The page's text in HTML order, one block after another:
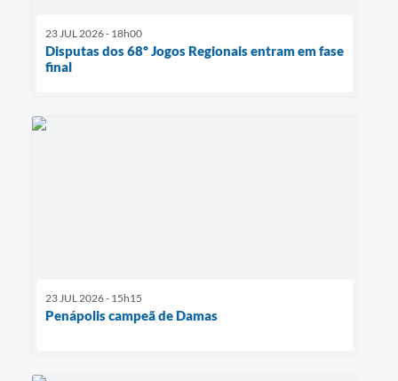
23 JUL 2026 - 18h00
Disputas dos 68º Jogos Regionais entram em fase
final
23 JUL 2026 - 15h15
Penápolis campeã de Damas